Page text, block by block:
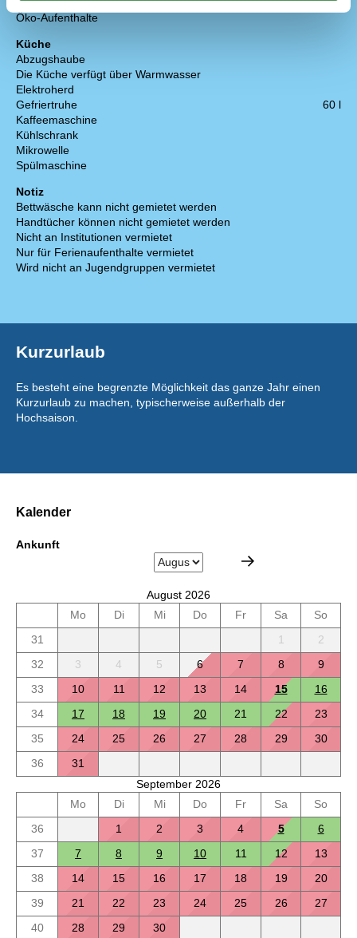
Öko-Aufenthalte
Küche
Abzugshaube
Die Küche verfügt über Warmwasser
Elektroherd
Gefriertruhe
60 l
Kaffeemaschine
Kühlschrank
Mikrowelle
Spülmaschine
Notiz
Bettwäsche kann nicht gemietet werden
Handtücher können nicht gemietet werden
Nicht an Institutionen vermietet
Nur für Ferienaufenthalte vermietet
Wird nicht an Jugendgruppen vermietet
Kurzurlaub
Es besteht eine begrenzte Möglichkeit das ganze Jahr einen
Kurzurlaub zu machen, typischerweise außerhalb der
Hochsaison.
Kalender
Ankunft
August 2026
Mo
Di Mi Do Fr Sa
So
31
1
2
32
3 4 5 6 7 8
9
33
10 11 12 13 14 15
16
34
17 18 19 20 21 22
23
35
24 25 26 27 28 29
30
36
31
September 2026
Mo
Di Mi Do Fr Sa
So
36
1 2 3 4 5
6
37
7 8 9 10 11 12
13
38
14 15 16 17 18 19
20
39
21 22 23 24 25 26
27
40
28 29
30